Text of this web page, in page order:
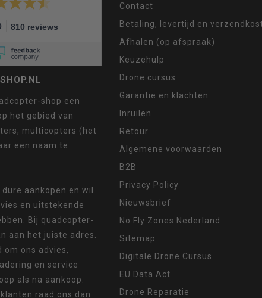
810 reviews
shop een
het gebied van
multicopters (het
een naam te
aankopen en wil
en uitstekende
Bij quadcopter-
aan het juiste adres.
om ons advies,
en service
als na aankoop.
raad ons dan
Contact
Betaling, levertijd en
Afhalen (op afspraak)
Keuzehulp
Drone cursus
Garantie en klachten
Inruilen
Retour
Algemene voorwaarden
B2B
Privacy Policy
Nieuwsbrief
No Fly Zones Nederland
Sitemap
Digitale Drone Cursus
EU Data Act
Drone Reparatie